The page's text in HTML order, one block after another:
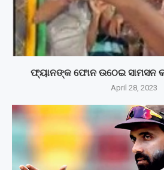
ଫ୍ୟାନଙ୍କ ଫୋନ ଉଠେଇ ସାମସନ
April 28, 2023